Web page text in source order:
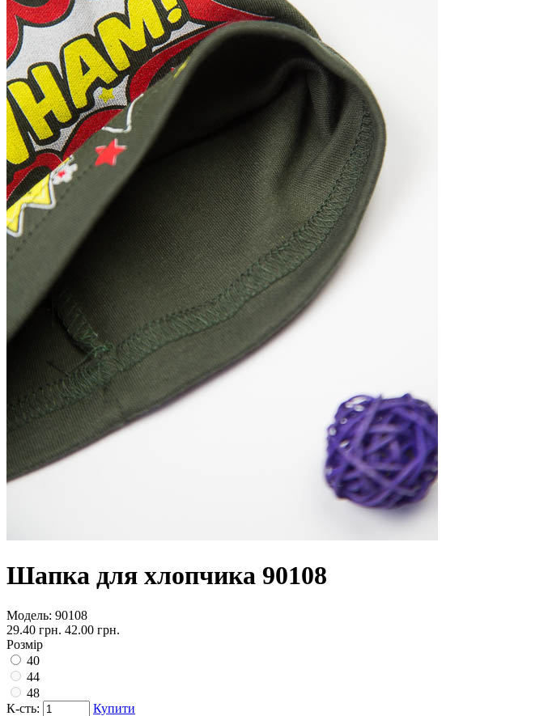
Шапка для хлопчика 90108
Модель: 90108
29.40 грн. 42.00 грн.
Розмір
40
44
48
К-сть:
Купити